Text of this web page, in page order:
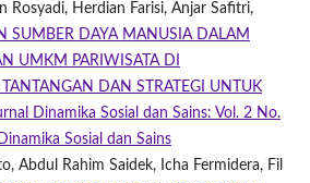
Rosyadi, Herdian Farisi, Anjar Safitri,
SUMBER DAYA MANUSIA DALAM
UMKM PARIWISATA DI
DAN STRATEGI UNTUK
Dinamika Sosial dan Sains: Vol. 2 No.
Sosial dan Sains
Abdul Rahim Saidek, Icha Fermidera, Fil